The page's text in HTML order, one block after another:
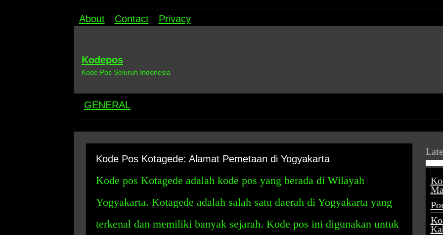
About Contact Privacy
Kodepos
Kode Pos Seluruh Indonesia
GENERAL
Kode Pos Kotagede: Alamat Pemetaan di Yogyakarta
Kode pos Kotagede adalah kode pos yang berada di Wilayah
Yogyakarta. Kotagede adalah salah satu daerah di Yogyakarta yang
terkenal dan memiliki banyak sejarah. Kode pos ini digunakan untuk